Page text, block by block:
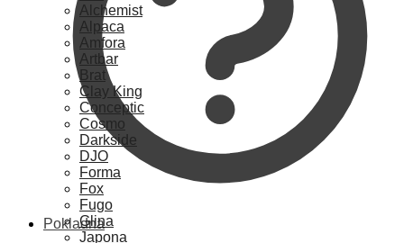
Pokladna
Alchemist
Alpaca
Amfora
Artbar
Brat
Clay King
Conceptic
Cosmo
Darkside
DJO
Forma
Fox
Fugo
Glina
Japona